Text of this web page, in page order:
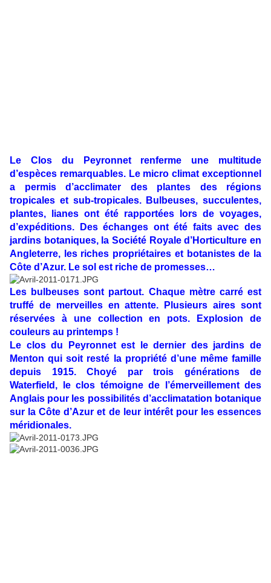
Le Clos du Peyronnet renferme une multitude
d’espèces remarquables. Le micro climat exceptionnel
a permis d’acclimater des plantes des régions
tropicales et sub-tropicales. Bulbeuses, succulentes,
plantes, lianes ont été rapportées lors de voyages,
d’expéditions. Des échanges ont été faits avec des
jardins botaniques, la Société Royale d’Horticulture en
Angleterre, les riches propriétaires et botanistes de la
Côte d’Azur. Le sol est riche de promesses…
Les bulbeuses sont partout. Chaque mètre carré est
truffé de merveilles en attente. Plusieurs aires sont
réservées à une collection en pots. Explosion de
couleurs au printemps !
Le clos du Peyronnet est le dernier des jardins de
Menton qui soit resté la propriété d’une même famille
depuis 1915. Choyé par trois générations de
Waterfield, le clos témoigne de l’émerveillement des
Anglais pour les possibilités d’acclimatation botanique
sur la Côte d’Azur et de leur intérêt pour les essences
méridionales.